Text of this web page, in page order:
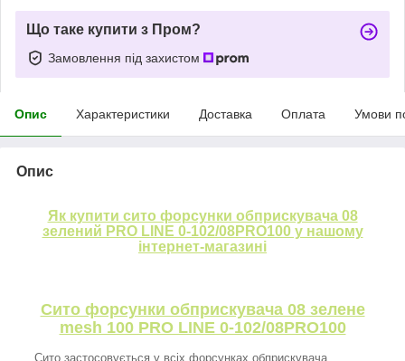
Що таке купити з Пром?
Замовлення під захистом
Опис Характеристики Доставка Оплата Умови
Опис
Сито форсунки обприскувача 08 зелене
mesh 100 PRO LINE 0-102/08PRO100
Сито застосовується у всіх форсунках обприскувача
Як купити сито форсунки обприскувача 08
зелений PRO LINE 0-102/08PRO100 у нашому
інтернет-магазині